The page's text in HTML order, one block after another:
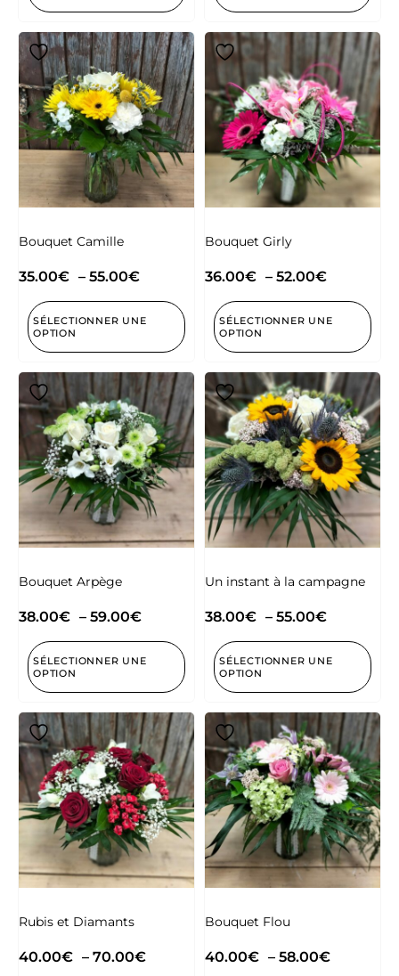
Bouquet Camille
35.00€ – 55.00€
SÉLECTIONNER UNE
OPTION
Bouquet Girly
36.00€ – 52.00€
SÉLECTIONNER UNE
OPTION
Bouquet Arpège
38.00€ – 59.00€
SÉLECTIONNER UNE
OPTION
Un instant à la campagne
38.00€ – 55.00€
SÉLECTIONNER UNE
OPTION
Rubis et Diamants
40.00€ – 70.00€
Bouquet Flou
40.00€ – 58.00€